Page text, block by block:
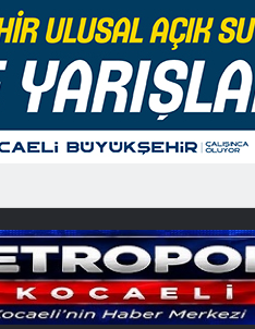
çekimi gerçekleştirildi